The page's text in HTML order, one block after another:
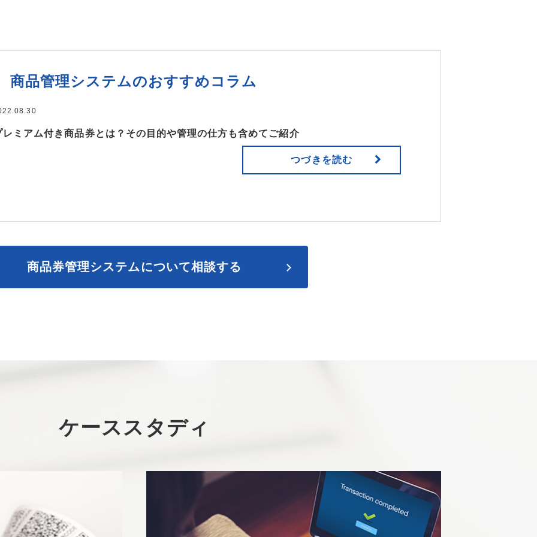
商品管理システムのおすすめコラム
レミアム付き商品券とは？その目的や管理の仕方も含めてご紹介
つづきを読む
商品券管理システムについて相談する
ケーススタディ